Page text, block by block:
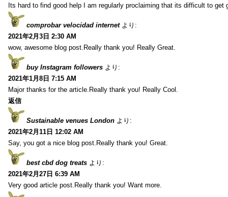
Its hard to find good help I am regularly proclaiming that its difficult to get
comprobar velocidad internet より:
2021年2月3日 2:30 AM
wow, awesome blog post.Really thank you! Really Great.
buy Instagram followers より:
2021年1月8日 7:15 AM
Major thanks for the article.Really thank you! Really Cool.
返信
Sustainable venues London より:
2021年2月11日 12:02 AM
Say, you got a nice blog post.Really thank you! Great.
best cbd dog treats より:
2021年2月27日 6:39 AM
Very good article post.Really thank you! Want more.